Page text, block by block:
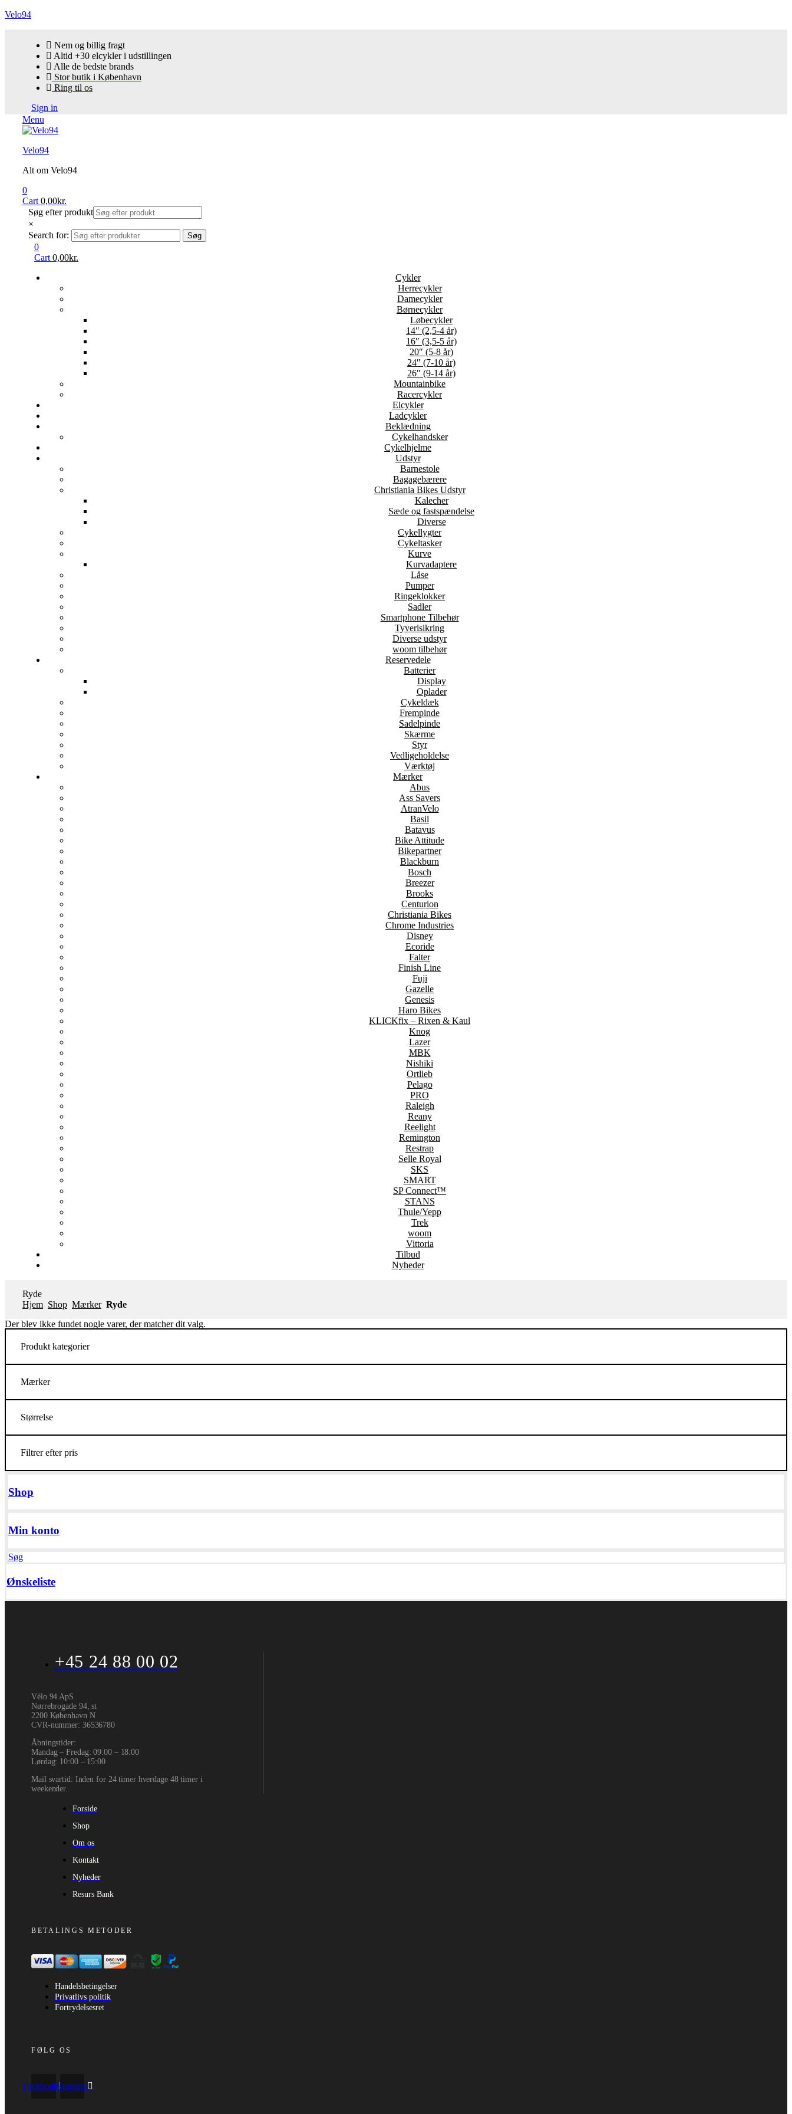
Velo94
Nem og billig fragt
Altid +30 elcykler i udstillingen
Alle de bedste brands
Stor butik i København
Ring til os
Sign in
Menu
Velo94
Alt om Velo94
0
Cart 0,00kr.
Søg efter produkt
×
Search for:
Søg
0
Cart 0,00kr.
Cykler
Herrecykler
Damecykler
Børnecykler
Løbecykler
14″ (2,5-4 år)
16″ (3,5-5 år)
20″ (5-8 år)
24″ (7-10 år)
26″ (9-14 år)
Mountainbike
Racercykler
Elcykler
Ladcykler
Beklædning
Cykelhandsker
Cykelhjelme
Udstyr
Barnestole
Bagagebærere
Christiania Bikes Udstyr
Kalecher
Sæde og fastspændelse
Diverse
Cykellygter
Cykeltasker
Kurve
Kurvadaptere
Låse
Pumper
Ringeklokker
Sadler
Smartphone Tilbehør
Tyverisikring
Diverse udstyr
woom tilbehør
Reservedele
Batterier
Display
Oplader
Cykeldæk
Frempinde
Sadelpinde
Skærme
Styr
Vedligeholdelse
Værktøj
Mærker
Abus
Ass Savers
AtranVelo
Basil
Batavus
Bike Attitude
Bikepartner
Blackburn
Bosch
Breezer
Brooks
Centurion
Christiania Bikes
Chrome Industries
Disney
Ecoride
Falter
Finish Line
Fuji
Gazelle
Genesis
Haro Bikes
KLICKfix – Rixen & Kaul
Knog
Lazer
MBK
Nishiki
Ortlieb
Pelago
PRO
Raleigh
Reany
Reelight
Remington
Restrap
Selle Royal
SKS
SMART
SP Connect™
STANS
Thule/Yepp
Trek
woom
Vittoria
Tilbud
Nyheder
Ryde
Hjem Shop Mærker Ryde
Der blev ikke fundet nogle varer, der matcher dit valg.
Produkt kategorier
Mærker
Størrelse
Filtrer efter pris
Shop
Min konto
Søg
Ønskeliste
+45 24 88 00 02
Vélo 94 ApS
Nørrebrogade 94, st
2200 København N
CVR-nummer: 36536780
Åbningstider:
Mandag – Fredag: 09:00 – 18:00
Lørdag: 10:00 – 15:00
Mail svartid: Inden for 24 timer hverdage 48 timer i
weekender.
Forside
Shop
Om os
Kontakt
Nyheder
Resurs Bank
BETALINGS METODER
Handelsbetingelser
Privatlivs politik
Fortrydelsesret
FØLG OS
FacebookInstagram